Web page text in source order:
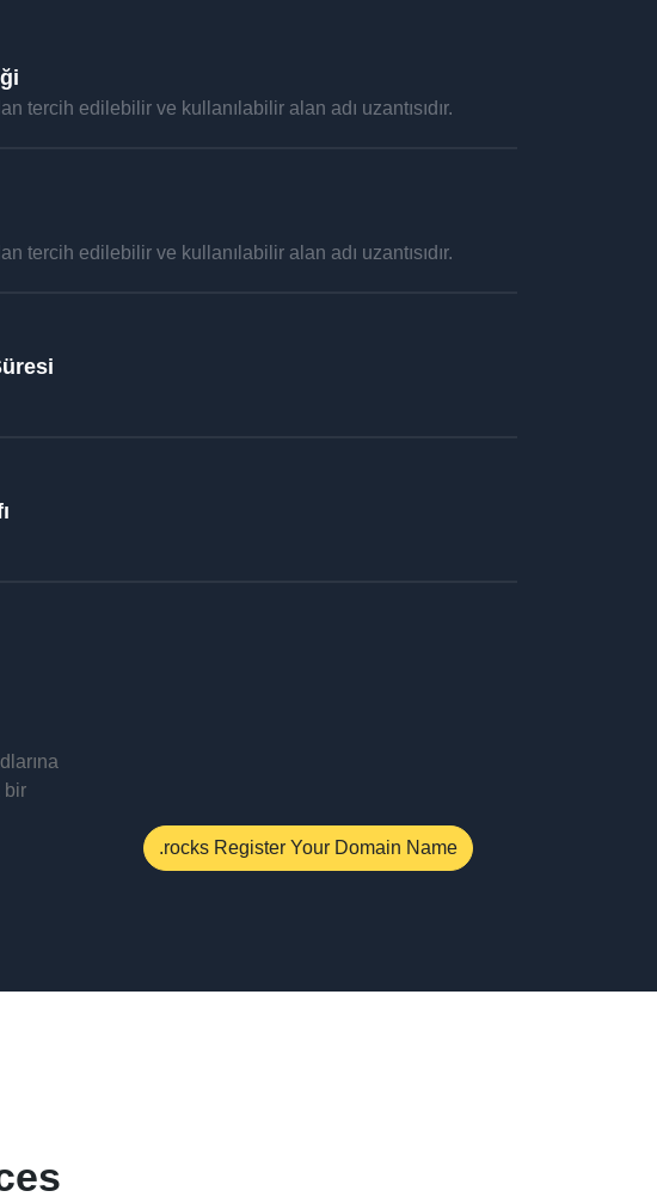
tercih edilebilir ve kullanılabilir alan adı uzantısıdır.
tercih edilebilir ve kullanılabilir alan adı uzantısıdır.
bir
.rocks Register Your Domain Name